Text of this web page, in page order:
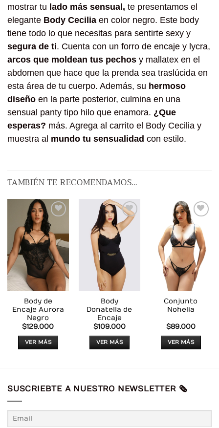
mostrar tu lado más sensual, te presentamos el
elegante Body Cecilia en color negro. Este body
tiene todo lo que necesitas para sentirte sexy y
segura de ti. Cuenta con un forro de encaje y lycra,
arcos que moldean tus pechos y mallatex en el
abdomen que hace que la prenda sea traslúcida en
esta área de tu cuerpo. Además, su hermoso
diseño en la parte posterior, culmina en una
sensual panty tipo hilo que enamora. ¿Que
esperas? más. Agrega al carrito el Body Cecilia y
muestra al mundo tu sensualidad con estilo.
TAMBIÉN TE RECOMENDAMOS…
AÑADIR
A LA
LISTA
DE
DESEOS
Body de
Encaje Aurora
Negro
$129.000
VER MÁS
múltiples
se
AÑADIR
A LA
LISTA
DE
DESEOS
Body
Donatella de
Encaje
$109.000
VER MÁS
múltiples
se
AÑADIR
A LA
LISTA
DE
DESEOS
Conjunto
Nohelia
$89.000
VER MÁS
múltiples
variantes.
se
SUSCRIEBTE A NUESTRO NEWSLETTER 🗞️